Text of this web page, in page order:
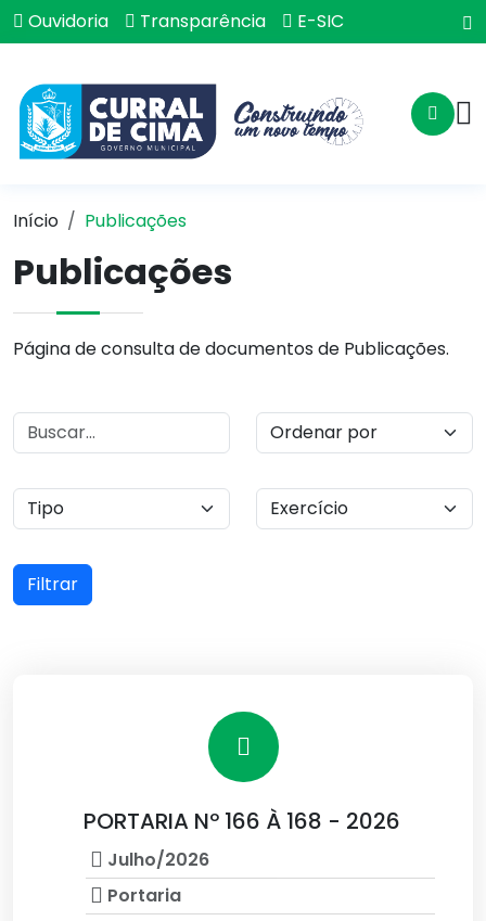
Ouvidoria Transparência E-SIC
Início Publicações
Publicações
Página de consulta de documentos de Publicações.
Filtrar
PORTARIA Nº 166 À 168 - 2026
Julho/2026
Portaria